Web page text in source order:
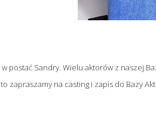
postać Sandry. Wielu aktorów z naszej
zapraszamy na casting i zapis do Bazy